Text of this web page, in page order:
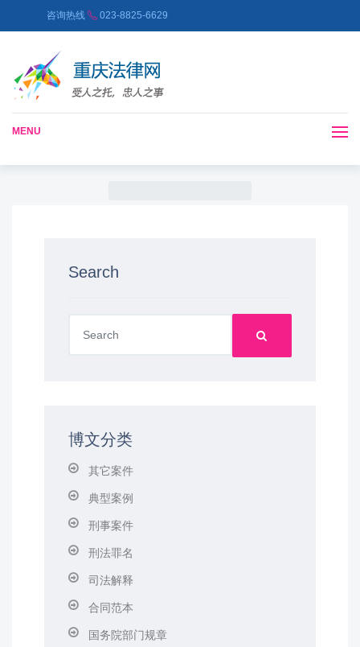
咨询热线 023-8825-6629
MENU
Search
博文分类
其它案件
典型案例
刑事案件
刑法罪名
司法解释
合同范本
国务院部门规章